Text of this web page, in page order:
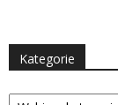
Kategorie
Kategorie